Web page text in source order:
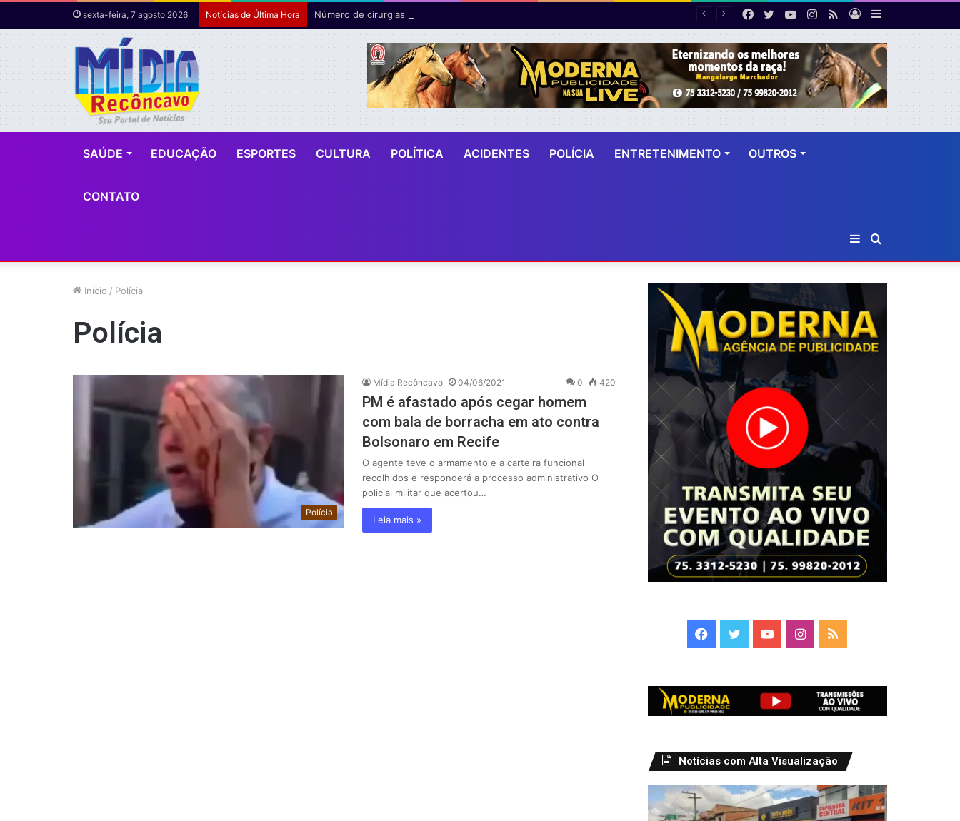
sexta-feira, 7 agosto 2026 Notícias de Última Hora
Barra
Lateral
Entrar
RSS
Instagram
YouTube
Twitter
Facebook
SAÚDE EDUCAÇÃO ESPORTES CULTURA POLÍTICA ACIDENTES POLÍCIA ENTRETENIMENTO OUTROS
CONTATO
por
Barra
Lateral
Início / Polícia
Polícia
Polícia
Mídia Recôncavo 04/06/2021 0 420
PM é afastado após cegar homem
com bala de borracha em ato contra
Bolsonaro em Recife
O agente teve o armamento e a carteira funcional
recolhidos e responderá a processo administrativo O
policial militar que acertou…
Leia mais »
Facebook
TwitterYouTubeInstagram
RSS
Notícias com Alta Visualização